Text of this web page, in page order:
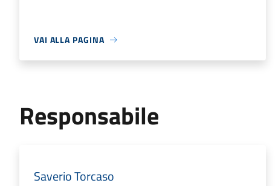
VAI ALLA PAGINA
Responsabile
Saverio Torcaso